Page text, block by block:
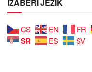
IZABERI JEZIK
CS EN FR
SR ES SV